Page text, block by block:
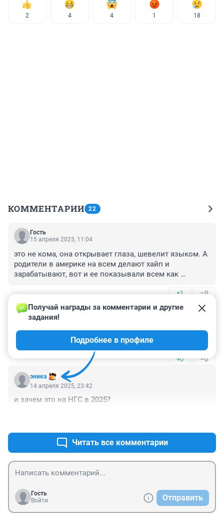
2 4 4 1 18
КОММЕНТАРИИ 22
Гость
15 апреля 2025, 11:04
это не кома, она открывает глаза, шевелит языком. А
родители в америке на всем делают хайп и
зарабатывают, вот и ее показывали всем как
шумиха не нужна, у них и так деньги есть
+1 –0
Гость
15 апреля 2025, 10:43
Безумие какое-то. Люди не жили, а обслуживали тело
+0 –0
эника
Получай награды за комментарии и другие
задания!
Подробнее в профиле
14 апреля 2025, 23:42
и зачем это на НГС в 2025?
Читать все комментарии
Гость
Войти
Отправить